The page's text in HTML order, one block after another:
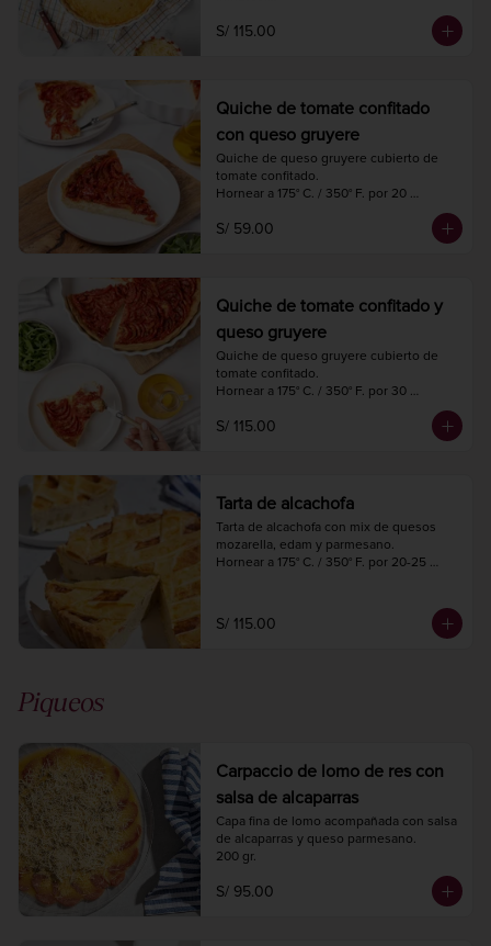
8 a 10 porciones.
S/ 115.00
Quiche de tomate confitado
con queso gruyere
Quiche de queso gruyere cubierto de
tomate confitado.
Hornear a 175° C. / 350° F. por 20
Diámetro 18 cm.
S/ 59.00
Quiche de tomate confitado y
queso gruyere
Quiche de queso gruyere cubierto de
tomate confitado.
Hornear a 175° C. / 350° F. por 30
Diámetro 27 cm.
S/ 115.00
Tarta de alcachofa
Tarta de alcachofa con mix de quesos
mozarella, edam y parmesano.
Hornear a 175° C. / 350° F. por 20-25
8 a 10 porciones.
S/ 115.00
Piqueos
Carpaccio de lomo de res con
salsa de alcaparras
Capa fina de lomo acompañada con salsa
de alcaparras y queso parmesano.
200 gr.
S/ 95.00